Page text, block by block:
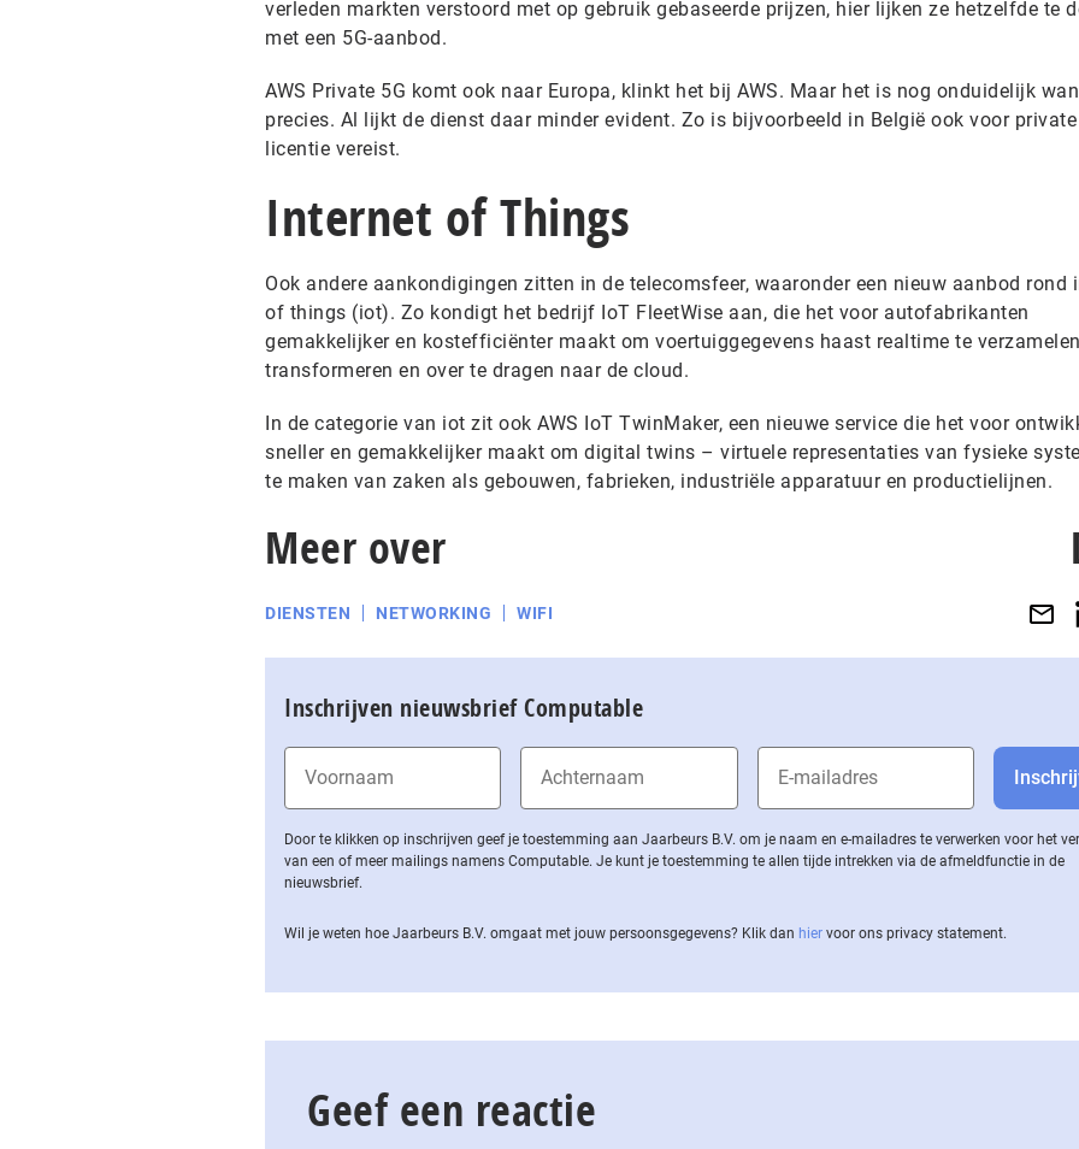
verleden markten verstoord met op gebruik gebaseerde prijzen, hier lijken ze hetzelfde te
met een 5G-aanbod.
AWS Private 5G komt ook naar Europa, klinkt het bij AWS. Maar het is nog onduidelijk
precies. Al lijkt de dienst daar minder evident. Zo is bijvoorbeeld in België ook voor private
licentie vereist.
Internet of Things
Ook andere aankondigingen zitten in de telecomsfeer, waaronder een nieuw aanbod rond
of things (iot). Zo kondigt het bedrijf IoT FleetWise aan, die het voor autofabrikanten
gemakkelijker en kostefficiënter maakt om voertuiggegevens haast realtime te
transformeren en over te dragen naar de cloud.
In de categorie van iot zit ook AWS IoT TwinMaker, een nieuwe service die het voor
sneller en gemakkelijker maakt om digital twins – virtuele representaties van fysieke
te maken van zaken als gebouwen, fabrieken, industriële apparatuur en productielijnen.
Meer over
DIENSTEN NETWORKING WIFI
Inschrijven nieuwsbrief Computable
Door te klikken op inschrijven geef je toestemming aan Jaarbeurs B.V. om je naam en e-mailadres te verwerken voor het
van een of meer mailings namens Computable. Je kunt je toestemming te allen tijde intrekken via de af­meld­func­tie in de
nieuwsbrief.
Wil je weten hoe Jaarbeurs B.V. omgaat met jouw per­soons­ge­ge­vens? Klik dan hier voor ons privacy statement.
Geef een reactie